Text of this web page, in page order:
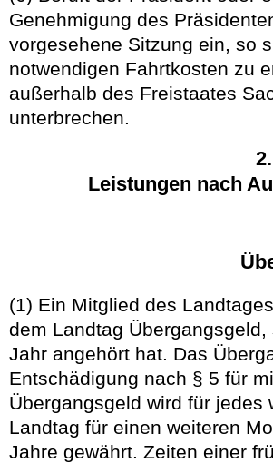
Genehmigung des
vorgesehene Sitzung ein, so
notwendigen Fahrtkosten zu
außerhalb des Freistaates
unterbrechen.
Leistungen nach
(1) Ein Mitglied des
dem Landtag
Jahr angehört hat. Das
Entschädigung nach § 5 für
Übergangsgeld wird für
Landtag für einen weiteren
Jahre gewährt. Zeiten einer